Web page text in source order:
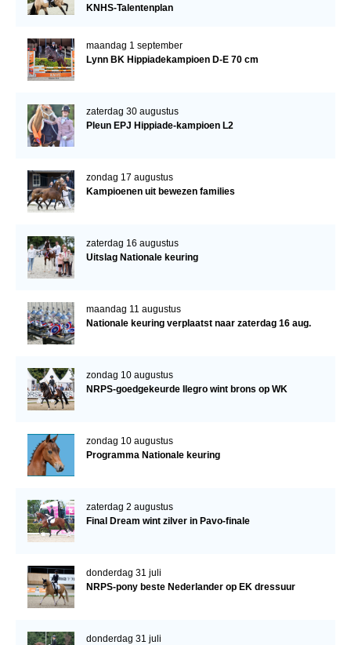
KNHS-Talentenplan
maandag 1 september
Lynn BK Hippiadekampioen D-E 70 cm
zaterdag 30 augustus
Pleun EPJ Hippiade-kampioen L2
zondag 17 augustus
Kampioenen uit bewezen families
zaterdag 16 augustus
Uitslag Nationale keuring
maandag 11 augustus
Nationale keuring verplaatst naar zaterdag 16 aug.
zondag 10 augustus
NRPS-goedgekeurde Ilegro wint brons op WK
zondag 10 augustus
Programma Nationale keuring
zaterdag 2 augustus
Final Dream wint zilver in Pavo-finale
donderdag 31 juli
NRPS-pony beste Nederlander op EK dressuur
donderdag 31 juli